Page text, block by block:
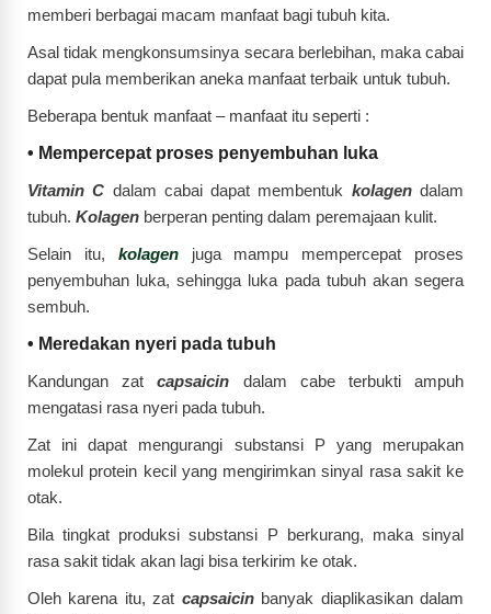
memberi berbagai macam manfaat bagi tubuh kita.
Asal tidak mengkonsumsinya secara berlebihan, maka cabai
dapat pula memberikan aneka manfaat terbaik untuk tubuh.
Beberapa bentuk manfaat – manfaat itu seperti :
• Mempercepat proses penyembuhan luka
Vitamin C dalam cabai dapat membentuk kolagendalam
tubuh. Kolagen berperan penting dalam peremajaan kulit.
Selain itu, kolagenjuga mampu mempercepat proses
penyembuhan luka, sehingga luka pada tubuh akan segera
sembuh.
• Meredakan nyeri pada tubuh
Kandungan zatcapsaicin dalam cabe terbukti ampuh
mengatasi rasa nyeri pada tubuh.
Zat ini dapat mengurangi substansi P yang merupakan
molekul protein kecil yang mengirimkan sinyal rasa sakit ke
otak.
Bila tingkat produksi substansi P berkurang, maka sinyal
rasa sakit tidak akan lagi bisa terkirim ke otak.
Oleh karena itu, zat capsaicinbanyak diaplikasikan dalam